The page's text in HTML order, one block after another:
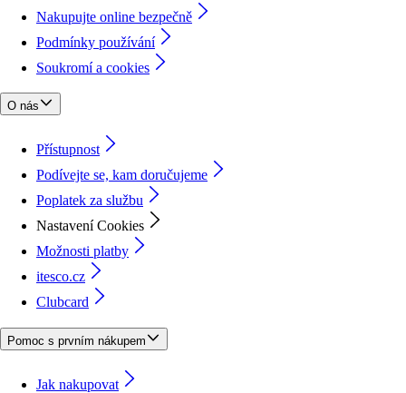
Nakupujte online bezpečně
Podmínky používání
Soukromí a cookies
O nás
Přístupnost
Podívejte se, kam doručujeme
Poplatek za službu
Nastavení Cookies
Možnosti platby
itesco.cz
Clubcard
Pomoc s prvním nákupem
Jak nakupovat